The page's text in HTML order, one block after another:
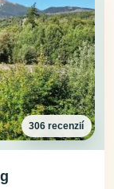
306 recenzií